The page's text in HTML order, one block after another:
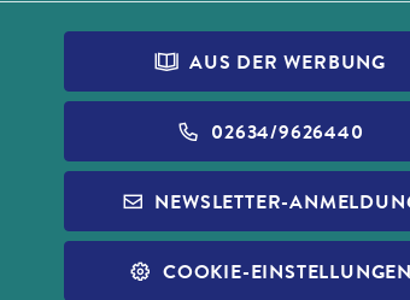
AUS DER WERBUNG
02634/9626440
NEWSLETTER-
COOKIE-EINSTELLUNGEN